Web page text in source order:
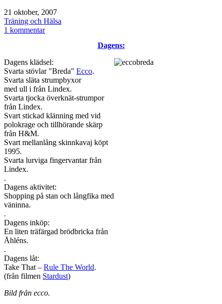
Publicerat
den
21 oktober, 2007
Kategoriserat
som
Träning och Hälsa
1 kommentartill
Dagens:
Dagens klädsel:
Svarta stövlar "Breda" Ecco.
Svarta släta strumpbyxor
med ull i från Lindex.
Svarta tjocka överknät-strumpor
från Lindex.
Svart stickad klänning med vid
polokrage och tillhörande skärp
från H&M.
Svart mellanlång skinnkavaj köpt
1995.
Svarta lurviga fingervantar från
Lindex.
.
Dagens aktivitet:
Shopping på stan och långfika med
väninna.
.
Dagens inköp:
En liten träfärgad brödbricka från
Åhléns.
.
Dagens låt:
Take That – Rule The World.
(från filmen Stardust)
Bild från ecco.